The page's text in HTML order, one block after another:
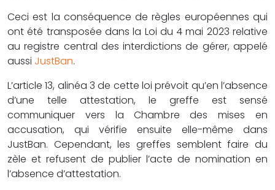
Ceci est la conséquence de règles européennes qui
ont été transposée dans la Loi du 4 mai 2023 relative
au registre central des interdictions de gérer, appelé
aussi JustBan.
L’article 13, alinéa 3 de cette loi prévoit qu’en l’absence
d’une telle attestation, le greffe est sensé
communiquer vers la Chambre des mises en
accusation, qui vérifie ensuite elle-même dans
JustBan. Cependant, les greffes semblent faire du
zèle et refusent de publier l’acte de nomination en
l’absence d’attestation.